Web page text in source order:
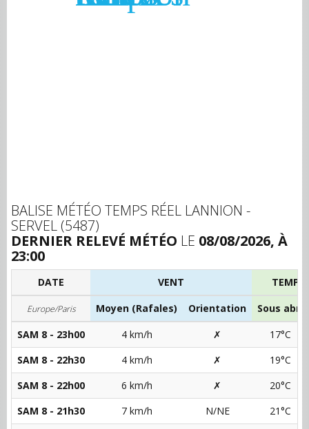
BALISE MÉTÉO TEMPS RÉEL LANNION -
SERVEL (5487)
DERNIER RELEVÉ MÉTÉO LE 08/08/2026, À
23:00
DATE VENT
Europe/Paris Moyen (Rafales) Orientation
Sous abri
SAM 8 - 23h00
4 km/h ✗
17°C
SAM 8 - 22h30
4 km/h ✗
19°C
SAM 8 - 22h00
6 km/h ✗
20°C
SAM 8 - 21h30
7 km/h N/NE
21°C